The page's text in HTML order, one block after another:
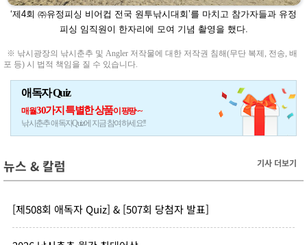
‘제4회 ㈜유정피싱 비어컵 전국 원투낚시대회’를 마치고 참가자들과 유정
피싱 임직원이 한자리에 모여 기념 촬영을 했다.
※ 낚시광장의 낚시춘추 및 Angler 저작물에 대한 저작권 침해(무단 복제, 전송, 배
포 등) 시 법적 책임을 질 수 있습니다.
애독자 Quiz
매월30가지 특별한 상품이 팡팡~~
낚시춘추 애독자Quiz에 지금 참여하세요!!
뉴스 & 칼럼 기사 더보기
[제508회 애독자 Quiz] & [507회 당첨자 발표]